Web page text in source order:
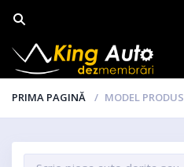
PRIMA PAGINĂ MODEL PRODUS